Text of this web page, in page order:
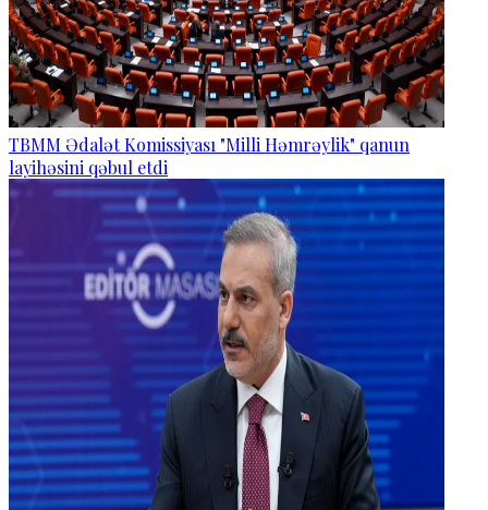
TBMM Ədalət Komissiyası "Milli Həmrəylik" qanun
layihəsini qəbul etdi